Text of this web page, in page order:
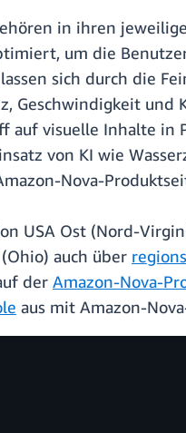
in ihren
um die
sich durch die
Geschwindigkeit
auf visuelle Inhalte
von KI wie
Nova-
USA Ost (Nord-
auch über
der Amazon-Nova-
aus mit Amazon-